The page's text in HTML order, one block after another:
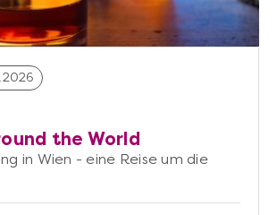
the World
in Wien - eine Reise um die